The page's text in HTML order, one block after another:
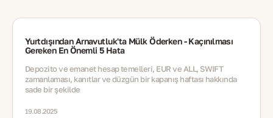
Yurtdışından Arnavutluk'ta Mülk Öderken - Kaçınılması
Gereken En Önemli 5 Hata
Depozito ve emanet hesap temelleri, EUR ve ALL, SWIFT
zamanlaması, kanıtlar ve düzgün bir kapanış haftası hakkında
sade bir şekilde
19.08.2025